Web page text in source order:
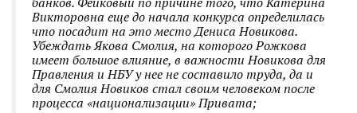
Викторовна еще до начала конкурса определилась
что посадит на это место Дениса Новикова.
Убеждать Якова Смолия, на которого Рожкова
имеет большое влияние, в важности Новикова для
Правления и НБУ у нее не составило труда, да и
для Смолия Новиков стал своим человеком после
процесса «национализации» Привата;